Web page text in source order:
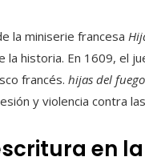
la miniserie francesa
historia. En 1609, el
francés. hijas del fuego
y violencia contra
en